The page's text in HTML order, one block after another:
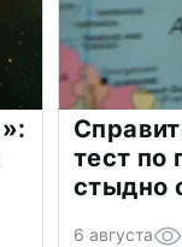
тест по
стыдно
6 августа